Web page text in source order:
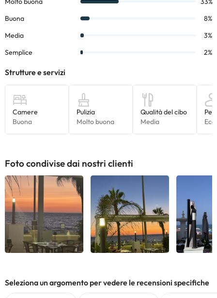
Foto condivise dai nostri clienti
Seleziona un argomento per vedere le recensioni specifiche